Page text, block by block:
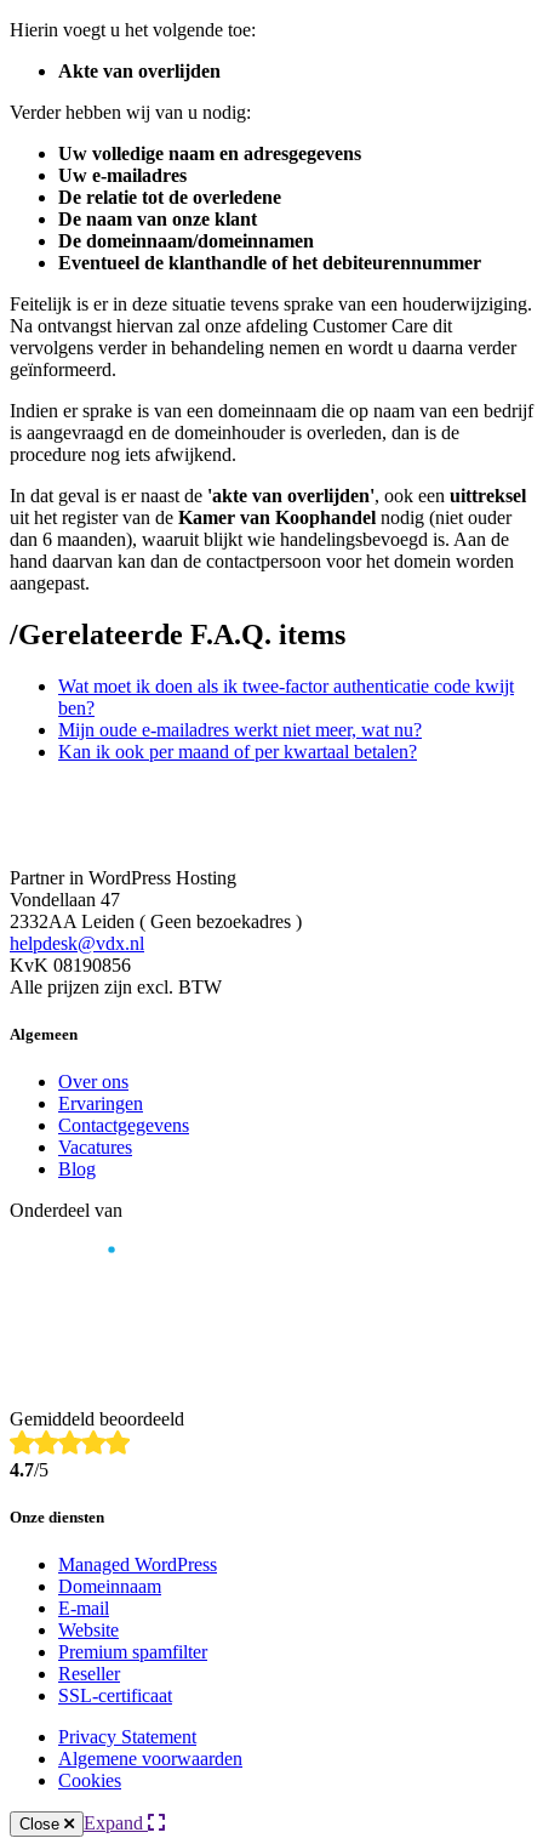
Hierin voegt u het volgende toe:
Akte van overlijden
Verder hebben wij van u nodig:
Uw volledige naam en adresgegevens
Uw e-mailadres
De relatie tot de overledene
De naam van onze klant
De domeinnaam/domeinnamen
Eventueel de klanthandle of het debiteurennummer
Feitelijk is er in deze situatie tevens sprake van een houderwijziging.
Na ontvangst hiervan zal onze afdeling Customer Care dit
vervolgens verder in behandeling nemen en wordt u daarna verder
geïnformeerd.
Indien er sprake is van een domeinnaam die op naam van een bedrijf
is aangevraagd en de domeinhouder is overleden, dan is de
procedure nog iets afwijkend.
In dat geval is er naast de 'akte van overlijden', ook een uittreksel
uit het register van de Kamer van Koophandel nodig (niet ouder
dan 6 maanden), waaruit blijkt wie handelingsbevoegd is. Aan de
hand daarvan kan dan de contactpersoon voor het domein worden
aangepast.
/Gerelateerde F.A.Q. items
Wat moet ik doen als ik twee-factor authenticatie code kwijt
ben?
Mijn oude e-mailadres werkt niet meer, wat nu?
Kan ik ook per maand of per kwartaal betalen?
Partner in WordPress Hosting
Vondellaan 47
2332AA Leiden ( Geen bezoekadres )
helpdesk@vdx.nl
KvK 08190856
Alle prijzen zijn excl. BTW
Algemeen
Over ons
Ervaringen
Contactgegevens
Vacatures
Blog
Onderdeel van
Gemiddeld beoordeeld
4.7/5
Onze diensten
Managed WordPress
Domeinnaam
E-mail
Website
Premium spamfilter
Reseller
SSL-certificaat
Privacy Statement
Algemene voorwaarden
Cookies
Close Expand